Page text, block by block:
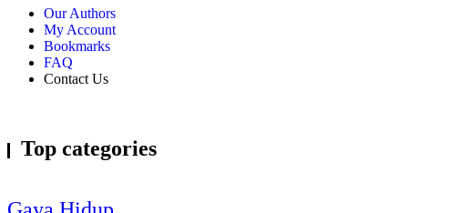
Our Authors
My Account
Bookmarks
FAQ
Contact Us
Top categories